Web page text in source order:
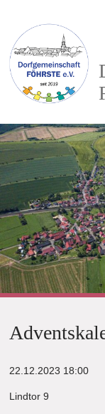
22.12.2023 18:00
Lindtor 9